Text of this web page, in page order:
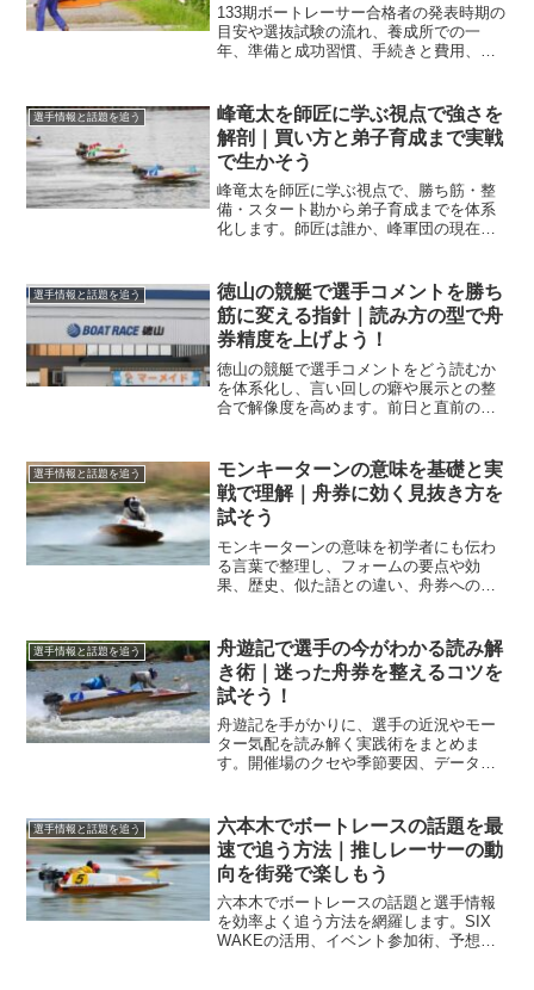
133期ボートレーサー合格者の発表時期の
目安や選抜試験の流れ、養成所での一
年、準備と成功習慣、手続きと費用、デ
す。
選手情報と話題を追う
峰竜太を師匠に学ぶ視点で強さを
解剖｜買い方と弟子育成まで実戦
で生かそう
峰竜太を師匠に学ぶ視点で、勝ち筋・整
備・スタート勘から弟子育成までを体系
化します。師匠は誰か、峰軍団の現在地
選手情報と話題を追う
徳山の競艇で選手コメントを勝ち
筋に変える指針｜読み方の型で舟
券精度を上げよう！
徳山の競艇で選手コメントをどう読むか
を体系化し、言い回しの癖や展示との整
合で解像度を高めます。前日と直前の
断につなげます。
選手情報と話題を追う
モンキーターンの意味を基礎と実
戦で理解｜舟券に効く見抜き方を
試そう
モンキーターンの意味を初学者にも伝わ
る言葉で整理し、フォームの要点や効
果、歴史、似た語との違い、舟券への活
選手情報と話題を追う
舟遊記で選手の今がわかる読み解
き術｜迷った舟券を整えるコツを
試そう！
舟遊記を手がかりに、選手の近況やモー
ター気配を読み解く実践術をまとめま
す。開催場のクセや季節要因、データメ
選手情報と話題を追う
六本木でボートレースの話題を最
速で追う方法｜推しレーサーの動
向を街発で楽しもう
六本木でボートレースの話題と選手情報
を効率よく追う方法を網羅します。SIX
WAKEの活用、イベント参加術、予想の